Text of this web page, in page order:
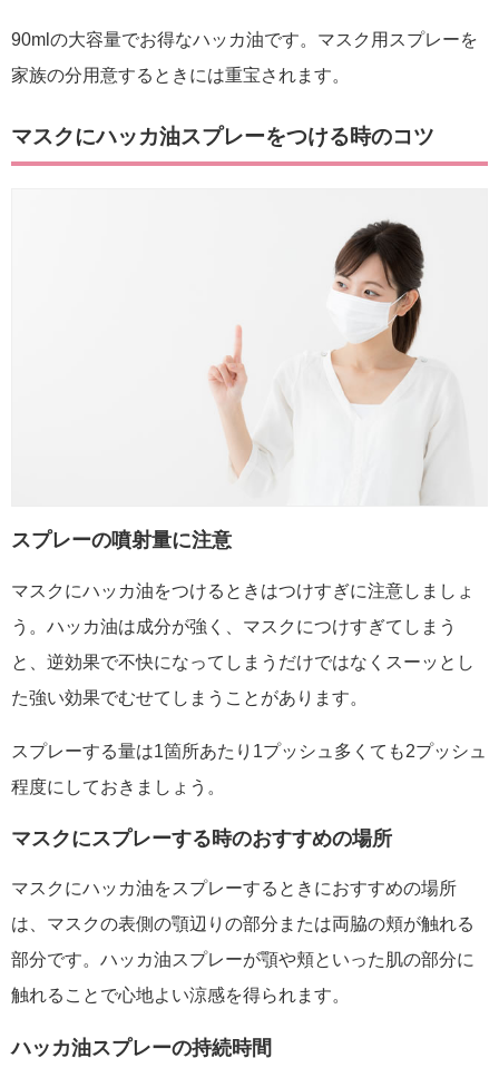
90mlの大容量でお得なハッカ油です。マスク用スプレーを
家族の分用意するときには重宝されます。
マスクにハッカ油スプレーをつける時のコツ
スプレーの噴射量に注意
マスクにハッカ油をつけるときはつけすぎに注意しましょ
う。ハッカ油は成分が強く、マスクにつけすぎてしまう
と、逆効果で不快になってしまうだけではなくスーッとし
た強い効果でむせてしまうことがあります。
スプレーする量は1箇所あたり1プッシュ多くても2プッシュ
程度にしておきましょう。
マスクにスプレーする時のおすすめの場所
マスクにハッカ油をスプレーするときにおすすめの場所
は、マスクの表側の顎辺りの部分または両脇の頬が触れる
部分です。ハッカ油スプレーが顎や頬といった肌の部分に
触れることで心地よい涼感を得られます。
ハッカ油スプレーの持続時間